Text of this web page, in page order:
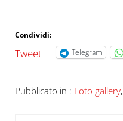
Condividi:
Tweet Telegram
Pubblicato in : Foto gallery,